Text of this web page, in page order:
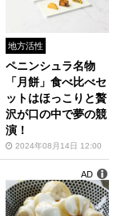
地方活性
ペニンシュラ名物
「月餅」食べ比べセ
ットはほっこりと贅
沢が口の中で夢の競
演！
2024年08月14日 12:00
AD